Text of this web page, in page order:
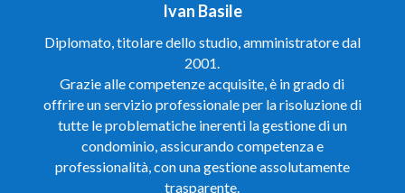
Ivan Basile
Diplomato, titolare dello studio, amministratore dal
2001.
Grazie alle competenze acquisite, è in grado di
offrire un servizio professionale per la risoluzione di
tutte le problematiche inerenti la gestione di un
condominio, assicurando competenza e
professionalità, con una gestione assolutamente
trasparente.